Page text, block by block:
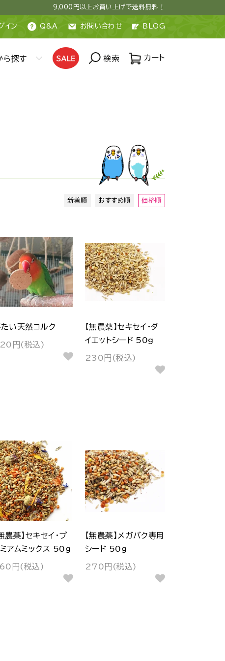
9,000円以上お買い上げで送料無料！
イン Q&A お問い合わせ BLOG
ら探す 検索 カート
新着順 おすすめ順 価格順
い天然コルク
円(税込)
【無農薬】セキセイ・ダ
イエットシード 50g
230円(税込)
農薬】セキセイ・プ
ミアムミックス 50g
円(税込)
【無農薬】メガバク専用
シード 50g
270円(税込)